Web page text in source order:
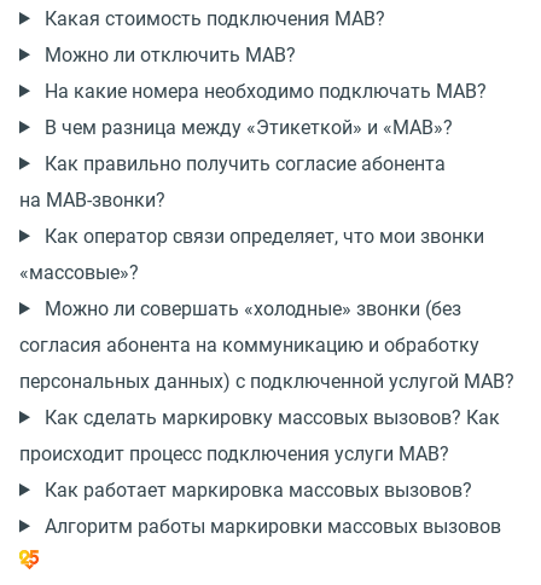
Какая стоимость подключения МАВ?
Можно ли отключить МАВ?
На какие номера необходимо подключать МАВ?
В чем разница между «Этикеткой» и «МАВ»?
Как правильно получить согласие абонента
на МАВ-звонки?
Как оператор связи определяет, что мои звонки
«массовые»?
Можно ли совершать «холодные» звонки (без
согласия абонента на коммуникацию и обработку
персональных данных) с подключенной услугой МАВ?
Как сделать маркировку массовых вызовов? Как
происходит процесс подключения услуги МАВ?
Как работает маркировка массовых вызовов?
Алгоритм работы маркировки массовых вызовов